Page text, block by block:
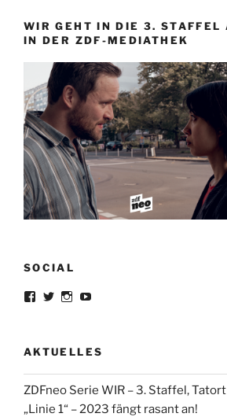
WIR GEHT IN DIE 3.
IN DER ZDF-MEDIATHEK
SOCIAL
Profil
Facebook
anzeigen
Profil
Twitter
anzeigen
Profil
Instagram
anzeigen
Profil
YouTube
anzeigen
AKTUELLES
ZDFneo Serie WIR – 3. Staffel,
„Linie 1“ – 2023 fängt rasant an!